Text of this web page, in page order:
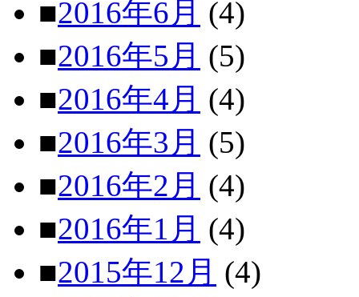
■2016年6月 (4)
■2016年5月 (5)
■2016年4月 (4)
■2016年3月 (5)
■2016年2月 (4)
■2016年1月 (4)
■2015年12月 (4)